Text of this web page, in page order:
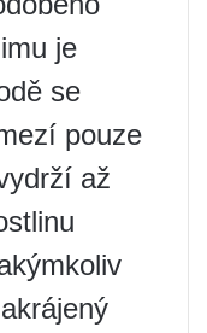
je
se
pouze
až